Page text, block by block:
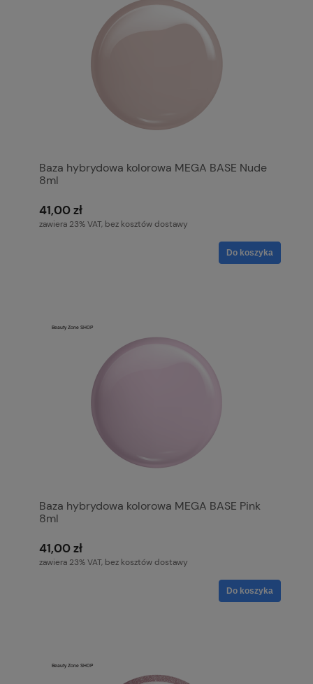
Baza hybrydowa kolorowa MEGA BASE Nude
8ml
41,00 zł
zawiera 23% VAT, bez kosztów dostawy
Do koszyka
Baza hybrydowa kolorowa MEGA BASE Pink
8ml
41,00 zł
zawiera 23% VAT, bez kosztów dostawy
Do koszyka